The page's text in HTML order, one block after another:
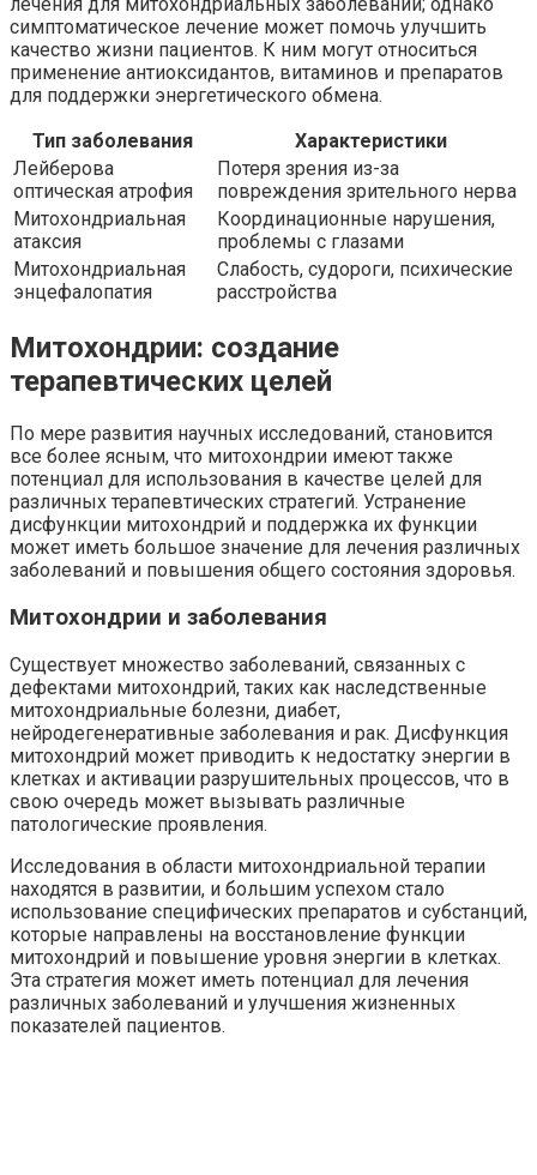
лечения для митохондриальных заболеваний; однако
симптоматическое лечение может помочь улучшить
качество жизни пациентов. К ним могут относиться
применение антиоксидантов, витаминов и препаратов
для поддержки энергетического обмена.
Тип заболевания
Характеристики
Лейберова
оптическая атрофия
Потеря зрения из-за
повреждения зрительного нерва
Митохондриальная
атаксия
Координационные нарушения,
проблемы с глазами
Митохондриальная
энцефалопатия
Слабость, судороги, психические
расстройства
Митохондрии: создание
терапевтических целей
По мере развития научных исследований, становится
все более ясным, что митохондрии имеют также
потенциал для использования в качестве целей для
различных терапевтических стратегий. Устранение
дисфункции митохондрий и поддержка их функции
может иметь большое значение для лечения различных
заболеваний и повышения общего состояния здоровья.
Митохондрии и заболевания
Существует множество заболеваний, связанных с
дефектами митохондрий, таких как наследственные
митохондриальные болезни, диабет,
нейродегенеративные заболевания и рак. Дисфункция
митохондрий может приводить к недостатку энергии в
клетках и активации разрушительных процессов, что в
свою очередь может вызывать различные
патологические проявления.
Исследования в области митохондриальной терапии
находятся в развитии, и большим успехом стало
использование специфических препаратов и субстанций,
которые направлены на восстановление функции
митохондрий и повышение уровня энергии в клетках.
Эта стратегия может иметь потенциал для лечения
различных заболеваний и улучшения жизненных
показателей пациентов.